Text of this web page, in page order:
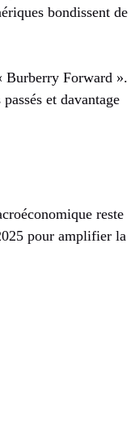
bondissent de
Burberry Forward ».
et davantage
reste
pour amplifier la